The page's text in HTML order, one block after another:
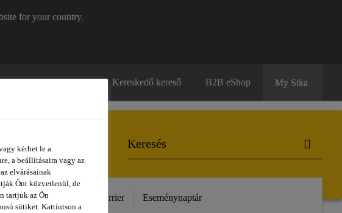
for your country.
Kapcsolat Kereskedő kereső B2B eShop My Sika
Karrier Eseménynaptár
kérhet le a
a beállításaira vagy az
elvárásainak
Önt közvetlenül, de
tartjuk az Ön
sütiket. Kattintson a